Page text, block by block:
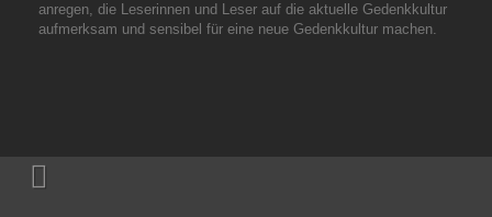
anregen, die Leserinnen und Leser auf die aktuelle Gedenkkultur
aufmerksam und sensibel für eine neue Gedenkkultur machen.